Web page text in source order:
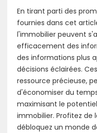
En tirant parti des
fournies dans cet
l'immobilier peuvent
efficacement des
des informations plus
décisions éclairées.
ressource précieuse,
d'économiser du
maximisant le
immobilier. Profitez de
débloquez un monde